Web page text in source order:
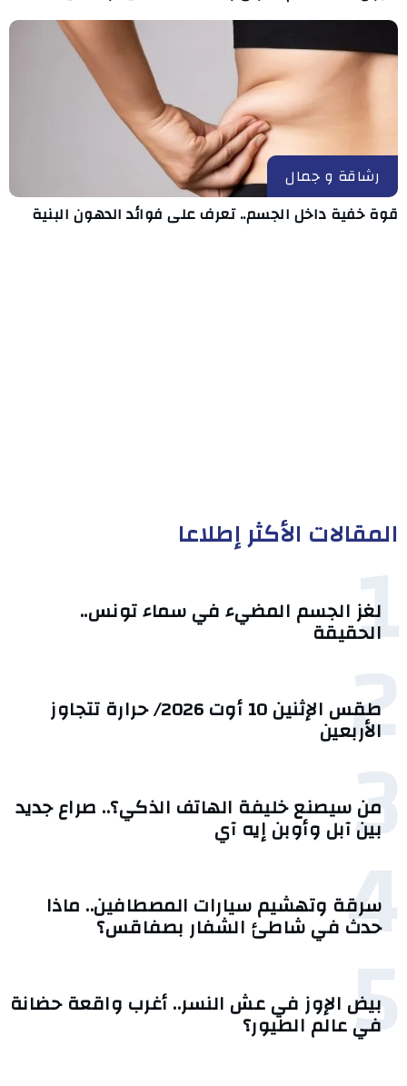
رشاقة و جمال
قوة خفية داخل الجسم.. تعرف على فوائد الدهون البنية
المقالات الأكثر إطلاعا
1
لغز الجسم المضيء في سماء تونس..
الحقيقة
2 طقس الإثنين 10 أوت 2026/ حرارة تتجاوز
الأربعين
3
من سيصنع خليفة الهاتف الذكي؟.. صراع جديد
بين آبل وأوبن إيه آي
4
سرقة وتهشيم سيارات المصطافين.. ماذا
حدث في شاطئ الشفار بصفاقس؟
5
بيض الإوز في عش النسر.. أغرب واقعة حضانة
في عالم الطيور؟